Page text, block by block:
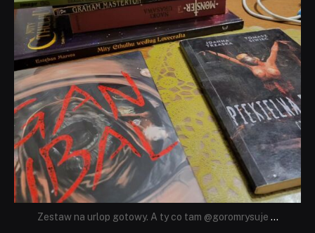
Zestaw na urlop gotowy. A ty co tam @goromrysuje ...